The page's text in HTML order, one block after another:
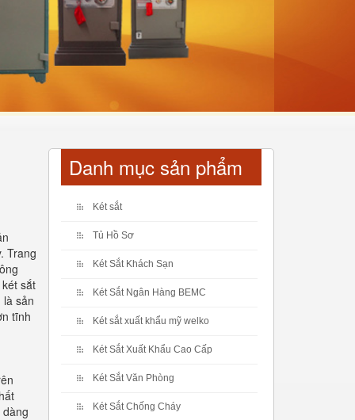
Trang
sắt
sản
tĩnh
Danh mục sản phẩm
Két sắt
Tủ Hồ Sơ
Két Sắt Khách Sạn
Két Sắt Ngân Hàng BEMC
Két sắt xuất khẩu mỹ welko
Két Sắt Xuất Khẩu Cao Cấp
Két Sắt Văn Phòng
Két Sắt Chống Cháy